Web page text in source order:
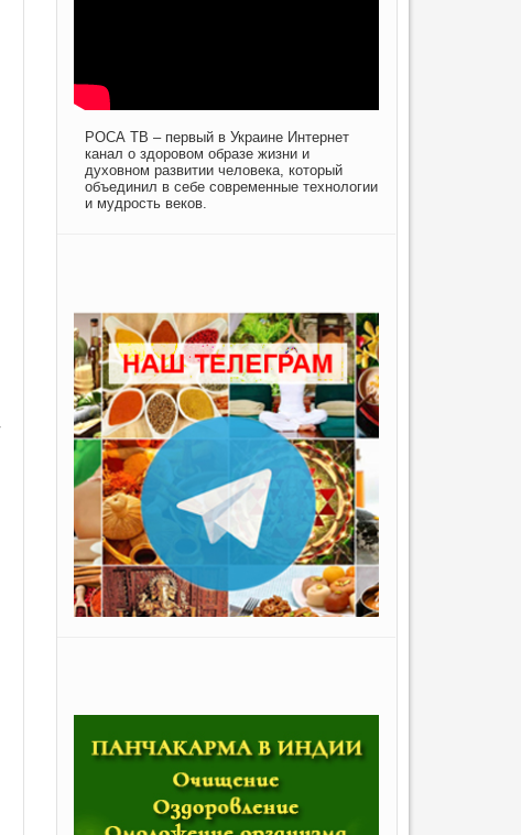
РОСА ТВ – первый в Украине Интернет
канал о здоровом образе жизни и
духовном развитии человека, который
объединил в себе современные технологии
и мудрость веков.